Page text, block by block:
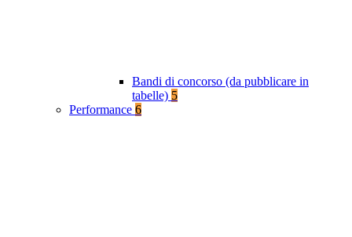
Bandi di concorso (da pubblicare in
tabelle) 5
Performance 6